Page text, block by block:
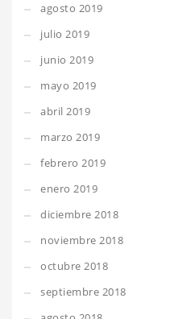
agosto 2019
julio 2019
junio 2019
mayo 2019
abril 2019
marzo 2019
febrero 2019
enero 2019
diciembre 2018
noviembre 2018
octubre 2018
septiembre 2018